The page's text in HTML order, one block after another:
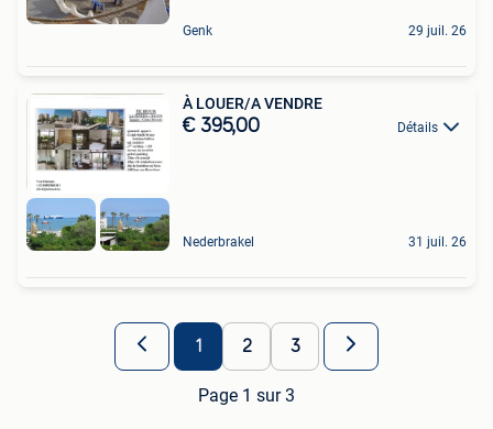
Genk 29 juil. 26
À LOUER/A VENDRE
€ 395,00 Détails
Nederbrakel 31 juil. 26
1 2 3
Page 1 sur 3